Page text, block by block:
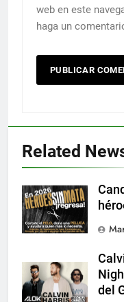
web en este
haga un
Related
del